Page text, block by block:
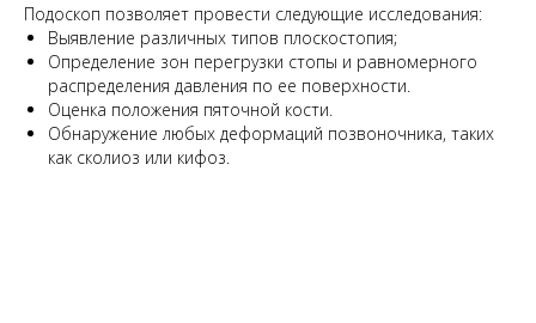
Подоскоп позволяет провести следующие исследования:
Выявление различных типов плоскостопия;
Определение зон перегрузки стопы и равномерного
распределения давления по ее поверхности.
Оценка положения пяточной кости.
Обнаружение любых деформаций позвоночника, таких
как сколиоз или кифоз.